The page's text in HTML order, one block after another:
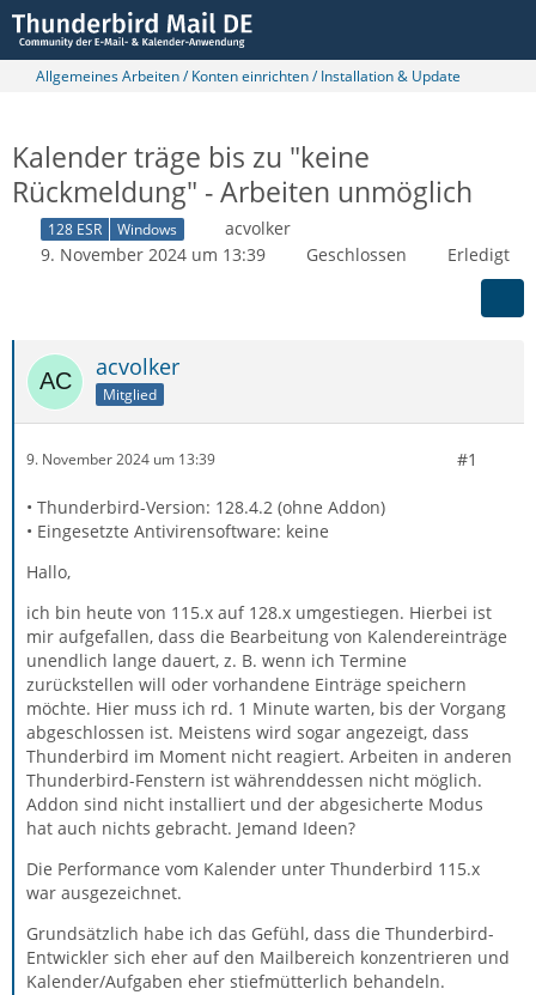
Allgemeines Arbeiten / Konten einrichten / Installation & Update
Kalender träge bis zu "keine
Rückmeldung" - Arbeiten unmöglich
128 ESR Windows
acvolker
9. November 2024 um 13:39
Geschlossen Erledigt
acvolker
Mitglied
9. November 2024 um 13:39 #1
• Thunderbird-Version: 128.4.2 (ohne Addon)
• Eingesetzte Antivirensoftware: keine
Hallo,
ich bin heute von 115.x auf 128.x umgestiegen. Hierbei ist
mir aufgefallen, dass die Bearbeitung von Kalendereinträge
unendlich lange dauert, z. B. wenn ich Termine
zurückstellen will oder vorhandene Einträge speichern
möchte. Hier muss ich rd. 1 Minute warten, bis der Vorgang
abgeschlossen ist. Meistens wird sogar angezeigt, dass
Thunderbird im Moment nicht reagiert. Arbeiten in anderen
Thunderbird-Fenstern ist währenddessen nicht möglich.
Addon sind nicht installiert und der abgesicherte Modus
hat auch nichts gebracht. Jemand Ideen?
Die Performance vom Kalender unter Thunderbird 115.x
war ausgezeichnet.
Grundsätzlich habe ich das Gefühl, dass die Thunderbird-
Entwickler sich eher auf den Mailbereich konzentrieren und
Kalender/Aufgaben eher stiefmütterlich behandeln.